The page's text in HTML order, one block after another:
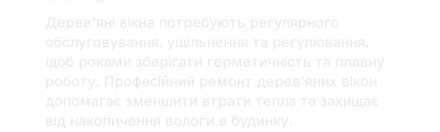
Дерев'яні вікна потребують регулярного
обслуговування, ущільнення та регулювання,
щоб роками зберігати герметичність та плавну
роботу. Професійний ремонт дерев'яних вікон
допомагає зменшити втрати тепла та захищає
від накопичення вологи в будинку.